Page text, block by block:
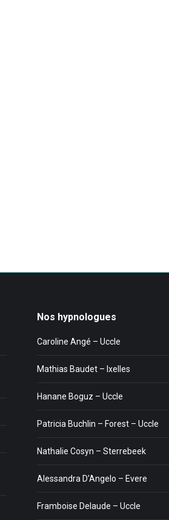
Nos hypnologues
Caroline Angé – Uccle
Mathias Baudet – Ixelles
Hanane Boguz – Uccle
Patricia Buchlin – Forest – Uccle
Nathalie Cosyn – Sterrebeek
Alessandra D’Angelo – Evere
Framboise Delaude – Uccle